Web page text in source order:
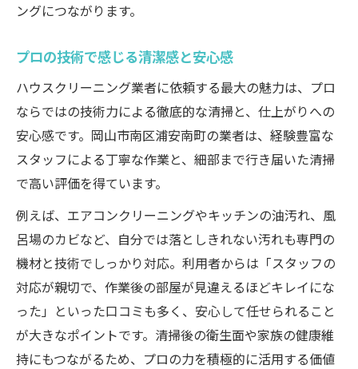
ングにつながります。
プロの技術で感じる清潔感と安心感
ハウスクリーニング業者に依頼する最大の魅力は、プロ
ならではの技術力による徹底的な清掃と、仕上がりへの
安心感です。岡山市南区浦安南町の業者は、経験豊富な
スタッフによる丁寧な作業と、細部まで行き届いた清掃
で高い評価を得ています。
例えば、エアコンクリーニングやキッチンの油汚れ、風
呂場のカビなど、自分では落としきれない汚れも専門の
機材と技術でしっかり対応。利用者からは「スタッフの
対応が親切で、作業後の部屋が見違えるほどキレイにな
った」といった口コミも多く、安心して任せられること
が大きなポイントです。清掃後の衛生面や家族の健康維
持にもつながるため、プロの力を積極的に活用する価値